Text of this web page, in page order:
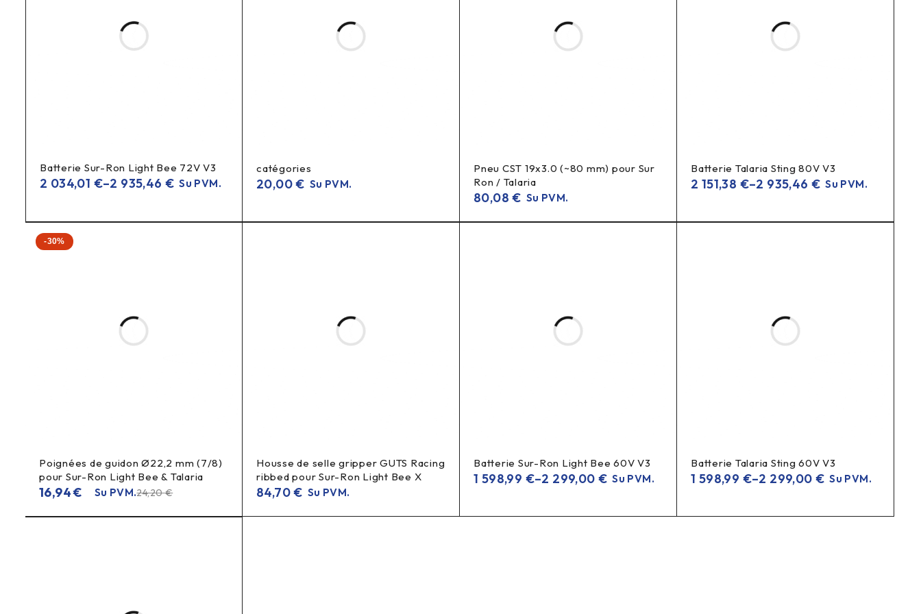
Compact
Bosch dviračių akumuliatorių pakrovėjas
Bosch 2A Compact pakrovėjas , kompaktiškas ir lengvai transportuojamas.
Kam skirtas šis pakrovėjas?
Jis skirtas
yra labiau orientuotas į ir patogų kasdienį įkrovimą, o paprastai įkrauna greičiau (tinka, kai svarbus trumpesnis įkrovimo laikas).
bike charger, Bosch battery charger, delivery time inquire
Batterie Sur-Ron Light Bee 72V V3
2 034,01 €–2 935,46€ Su PVM.
catégories
20,00€ Su PVM.
Pneu CST 19x3.0 (~80 mm) pour Sur
Ron / Talaria
80,08€ Su PVM.
Batterie Talaria Sting 80V V3
2 151,38 €–2 935,46€ Su PVM.
-30%
Poignées de guidon Ø22,2 mm (7/8)
pour Sur-Ron Light Bee & Talaria
24,20€
16,94€ Su PVM.
Housse de selle gripper GUTS Racing
ribbed pour Sur-Ron Light Bee X
84,70€ Su PVM.
Batterie Sur-Ron Light Bee 60V V3
1 598,99 €–2 299,00€ Su PVM.
Batterie Talaria Sting 60V V3
1 598,99 €–2 299,00€ Su PVM.